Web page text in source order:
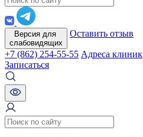
Версия для
слабовидящих
Оставить отзыв
+7 (862) 254-55-55 Адреса клиник
Записаться